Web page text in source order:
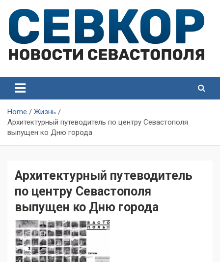
content
Севастополя
Севастополя
Home
Жизнь
Архитектурный путеводитель по центру Севастополя
выпущен ко Дню города
Архитектурный путеводитель
по центру Севастополя
выпущен ко Дню города